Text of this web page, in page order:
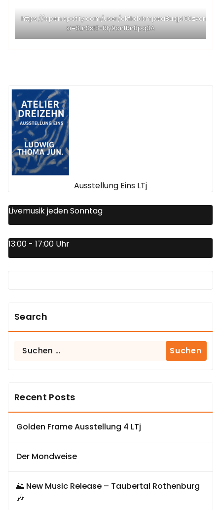
https://open.spotify.com/user/ckfkdxbmpea8uqjsl60zvcnak?
si=SLnSst8-RIy9onfRn8pq3A
Ausstellung Eins LTj
Livemusik jeden Sonntag
13:00 - 17:00 Uhr
Search
Suchen
Recent Posts
Golden Frame Ausstellung 4 LTj
Der Mondweise
🌄 New Music Release – Taubertal Rothenburg
🎶